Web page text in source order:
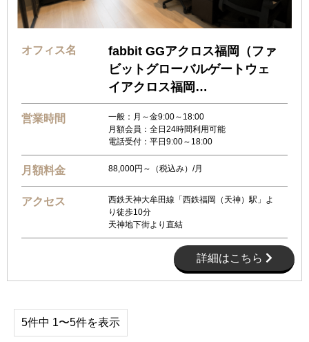
オフィス名
fabbit GGアクロス福岡（ファ
ビットグローバルゲートウェ
イアクロス福岡…
営業時間
一般：月～金9:00～18:00
月額会員：全日24時間利用可能
電話受付：平日9:00～18:00
月額料金 88,000円～（税込み）/月
アクセス
西鉄天神大牟田線「西鉄福岡（天神）駅」よ
り徒歩10分
天神地下街より直結
詳細はこちら
5件中 1〜5件を表示